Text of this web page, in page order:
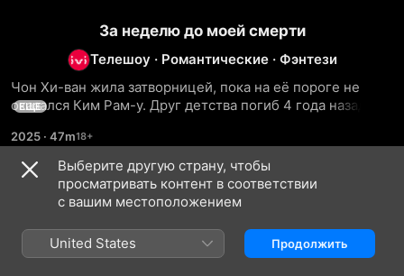
За неделю до моей смерти
Телешоу · Романти­ческие · Фэнтези
Чон Хи-ван жила затворницей, пока на её пороге не
оказался Ким Рам-у. Друг детства погиб 4 года назад и
девушке, что ей осталось жить неделю.
ЕЩЕ
2025 · 47m
Сезон 1
Выберите другую страну, чтобы
просматривать контент в соответствии
с вашим местоположением
United States Продолжить